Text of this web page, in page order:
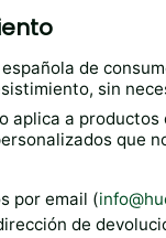
de
sin
aplica a
que
por email (
de